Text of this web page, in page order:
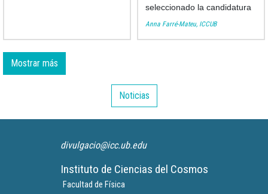
seleccionado la candidatura
de Barcelona, que lidera la
Educational Activities".
Anna Farré-Mateu, ICCUB
Mostrar más
Noticias
divulgacio@icc.ub.edu
Instituto de Ciencias del Cosmos
Facultad de Física